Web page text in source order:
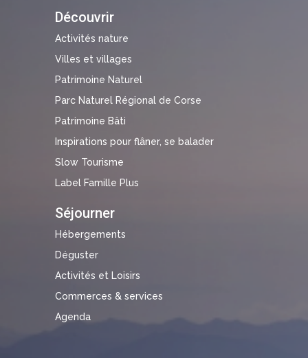
Découvrir
Activités nature
Villes et villages
Patrimoine Naturel
Parc Naturel Régional de Corse
Patrimoine Bâti
Inspirations pour flâner, se balader
Slow Tourisme
Label Famille Plus
Séjourner
Hébergements
Déguster
Activités et Loisirs
Commerces & services
Agenda